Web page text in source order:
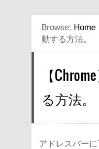
Browse: Home
動する方法。
【
る方法。
アドレスバー